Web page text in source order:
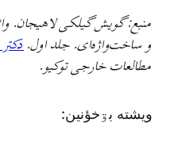
منبع: گويش گيلکی لاهيجان.
و ساخت‌واژه‌ای. جلد اول.
مطالعات خارجی توکيو.
ويشته بۊخؤنين: